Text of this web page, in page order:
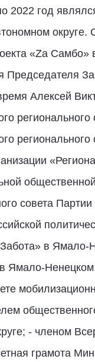
год
округе.
«Zа
Председателя
Алексей
совета
в
Ямало-
- членом
грамота